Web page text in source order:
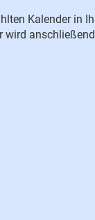
Kalender in
wird